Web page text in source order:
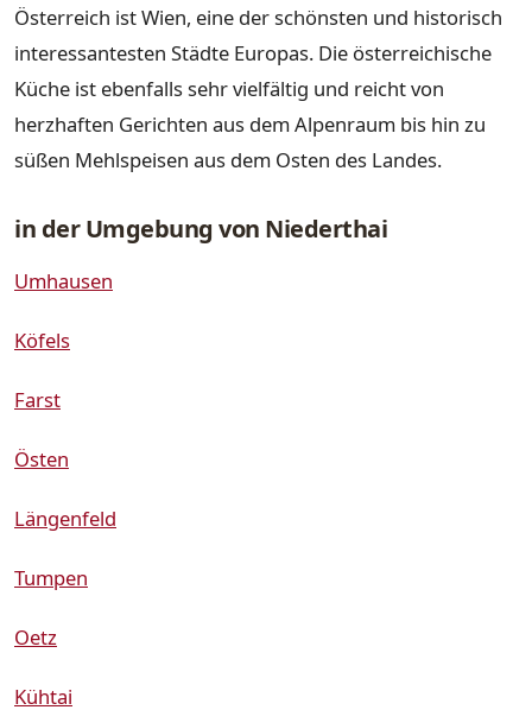
Österreich ist Wien, eine der schönsten und historisch
interessantesten Städte Europas. Die österreichische
Küche ist ebenfalls sehr vielfältig und reicht von
herzhaften Gerichten aus dem Alpenraum bis hin zu
süßen Mehlspeisen aus dem Osten des Landes.
in der Umgebung von Niederthai
Umhausen
Köfels
Farst
Östen
Längenfeld
Tumpen
Oetz
Kühtai